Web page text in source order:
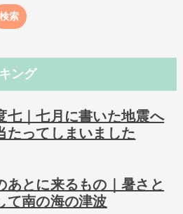
ング
七｜七月に書いた地震へ
たってしまいました
あとに来るもの｜暑さと
て南の海の津波